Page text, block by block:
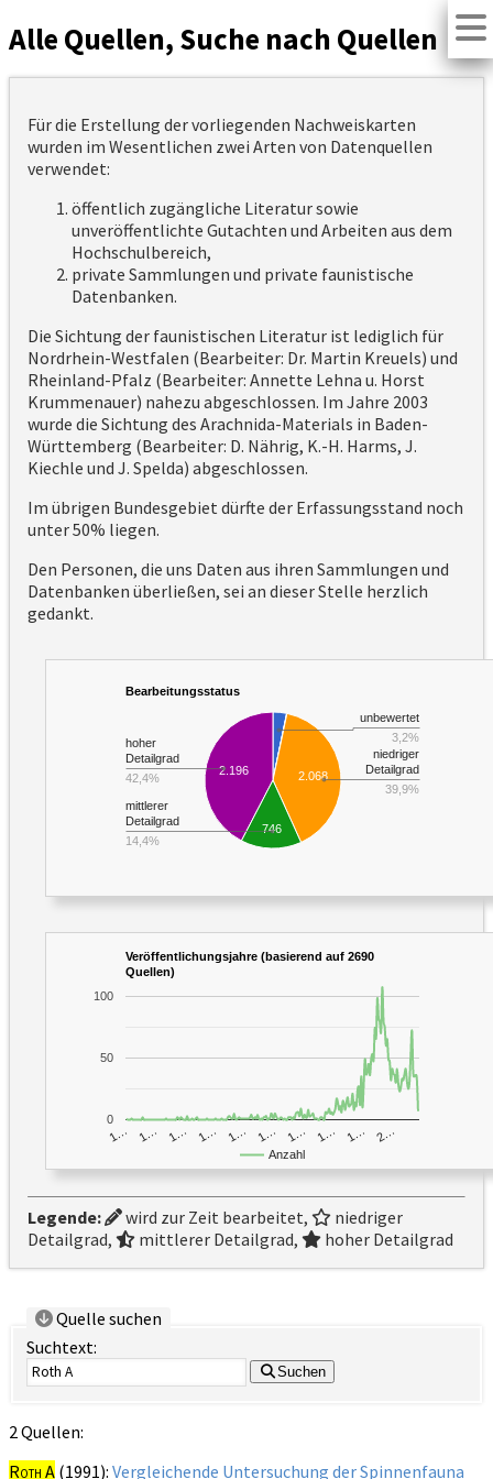
Alle Quellen, Suche nach Quellen
Für die Erstellung der vorliegenden Nachweiskarten
wurden im Wesentlichen zwei Arten von Datenquellen
verwendet:
öffentlich zugängliche Literatur sowie
unveröffentlichte Gutachten und Arbeiten aus dem
Hochschulbereich,
private Sammlungen und private faunistische
Datenbanken.
Die Sichtung der faunistischen Literatur ist lediglich für
Nordrhein-Westfalen (Bearbeiter: Dr. Martin Kreuels) und
Rheinland-Pfalz (Bearbeiter: Annette Lehna u. Horst
Krummenauer) nahezu abgeschlossen. Im Jahre 2003
wurde die Sichtung des Arachnida-Materials in Baden-
Württemberg (Bearbeiter: D. Nährig, K.-H. Harms, J.
Kiechle und J. Spelda) abgeschlossen.
Im übrigen Bundesgebiet dürfte der Erfassungsstand noch
unter 50% liegen.
Den Personen, die uns Daten aus ihren Sammlungen und
Datenbanken überließen, sei an dieser Stelle herzlich
gedankt.
Bearbeitungsstatus
2.068
2.196
746
unbewertet
3,2%
niedriger
Detailgrad
39,9%
mittlerer
Detailgrad
14,4%
hoher
Detailgrad
42,4%
Veröffentlichungsjahre (basierend auf 2690
Quellen)
Anzahl
1… 1… 1… 1… 1… 1… 1… 1… 1… 2…
0
50
100
Legende: wird zur Zeit bearbeitet,
niedriger
Detailgrad,
mittlerer Detailgrad, hoher Detailgrad
Quelle suchen
Suchtext:
Suchen
2 Quellen:
Roth A (1991): Vergleichende Untersuchung der Spinnenfauna